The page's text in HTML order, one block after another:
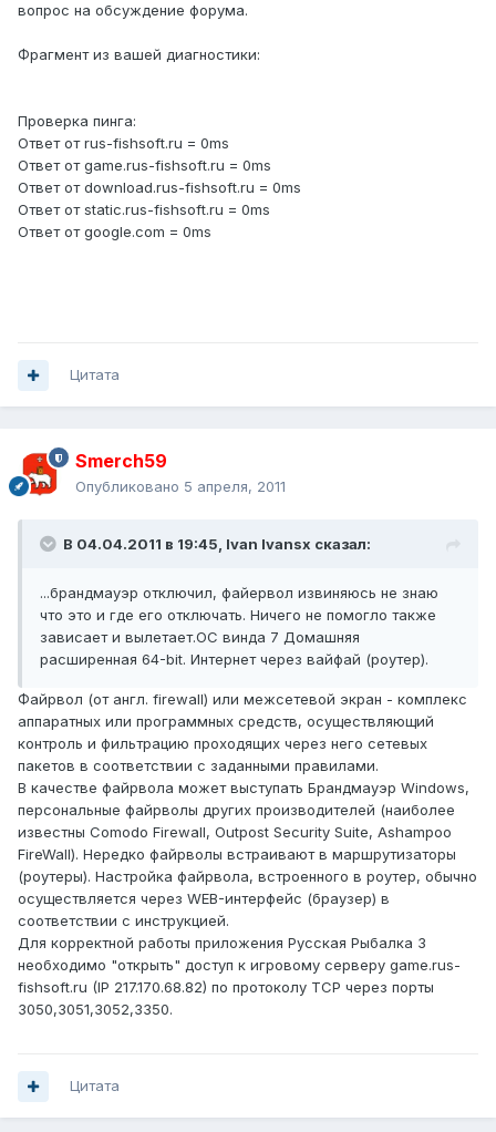
вопрос на обсуждение форума.
Фрагмент из вашей диагностики:
Проверка пинга:
Ответ от rus-fishsoft.ru = 0ms
Ответ от game.rus-fishsoft.ru = 0ms
Ответ от download.rus-fishsoft.ru = 0ms
Ответ от static.rus-fishsoft.ru = 0ms
Ответ от google.com = 0ms
Цитата
Smerch59
Опубликовано 5 апреля, 2011
В 04.04.2011 в 19:45, Ivan Ivansx сказал:
...брандмауэр отключил, файервол извиняюсь не знаю
что это и где его отключать. Ничего не помогло также
зависает и вылетает.ОС винда 7 Домашняя
расширенная 64-bit. Интернет через вайфай (роутер).
Файрвол (от англ. firewall) или межсетевой экран - комплекс
аппаратных или программных средств, осуществляющий
контроль и фильтрацию проходящих через него сетевых
пакетов в соответствии с заданными правилами.
В качестве файрвола может выступать Брандмауэр Windows,
персональные файрволы других производителей (наиболее
известны Comodo Firewall, Outpost Security Suite, Ashampoo
FireWall). Нередко файрволы встраивают в маршрутизаторы
(роутеры). Настройка файрвола, встроенного в роутер, обычно
осуществляется через WEB-интерфейс (браузер) в
соответствии с инструкцией.
Для корректной работы приложения Русская Рыбалка 3
необходимо "открыть" доступ к игровому серверу game.rus-
fishsoft.ru (IP 217.170.68.82) по протоколу TCP через порты
3050,3051,3052,3350.
Цитата